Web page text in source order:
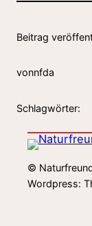
Beitrag
vonnfda
Schlagwörter:
©
Wordpress: